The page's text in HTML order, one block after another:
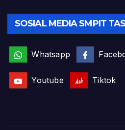
SOSIAL MEDIA SMPIT
Whatsapp
Youtube Tiktok